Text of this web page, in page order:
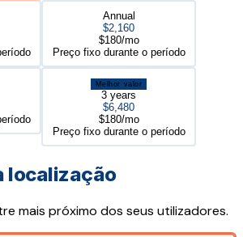
Annual
$2,160
$180/mo
Preço fixo durante o período
Melhor valor
3 years
$6,480
$180/mo
Preço fixo durante o período
localização
mais próximo dos seus utilizadores.